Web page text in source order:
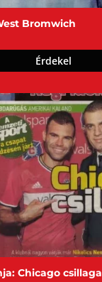
Bromwich
Érdekel
Chicago csillaga